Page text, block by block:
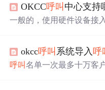
OKCC呼叫 中心支持
一般的，使用硬件设备接
行隔离，保障通信质量，
系统的IT维护工作量。目
okcc呼叫 系统导入呼
呼叫名单一次最多十万客